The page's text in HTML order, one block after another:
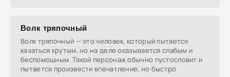
Волк тряпочный
Волк тряпочный — это человек, который пытается
казаться крутым, но на деле оказывается слабым и
беспомощным. Такой персонаж обычно пустословит и
пытается произвести впечатление, но быстро